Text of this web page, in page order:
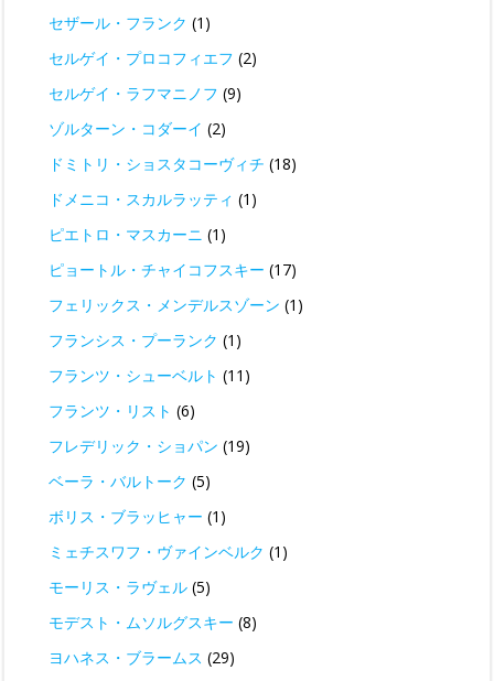
セザール・フランク (1)
セルゲイ・プロコフィエフ (2)
セルゲイ・ラフマニノフ (9)
ゾルターン・コダーイ (2)
ドミトリ・ショスタコーヴィチ (18)
ドメニコ・スカルラッティ (1)
ピエトロ・マスカーニ (1)
ピョートル・チャイコフスキー (17)
フェリックス・メンデルスゾーン (1)
フランシス・プーランク (1)
フランツ・シューベルト (11)
フランツ・リスト (6)
フレデリック・ショパン (19)
ベーラ・バルトーク (5)
ボリス・ブラッヒャー (1)
ミェチスワフ・ヴァインベルク (1)
モーリス・ラヴェル (5)
モデスト・ムソルグスキー (8)
ヨハネス・ブラームス (29)